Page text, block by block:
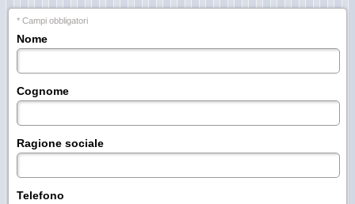
* Campi obbligatori
Nome
Cognome
Ragione sociale
Telefono